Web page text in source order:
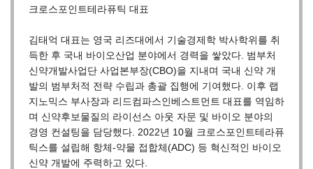
크로스포인트테라퓨틱 대표
김태억 대표는 영국 리즈대에서 기술경제학 박사학위를 취
득한 후 국내 바이오산업 분야에서 경력을 쌓았다. 범부처
신약개발사업단 사업본부장(CBO)을 지내며 국내 신약 개
발의 범부처적 전략 수립과 총괄 집행에 기여했다. 이후 랩
지노믹스 부사장과 리드컴파스인베스트먼트 대표를 역임하
며 신약후보물질의 라이선스 아웃 자문 및 바이오 분야의
경영 컨설팅을 담당했다. 2022년 10월 크로스포인트테라퓨
틱스를 설립해 항체-약물 접합체(ADC) 등 혁신적인 바이오
신약 개발에 주력하고 있다.